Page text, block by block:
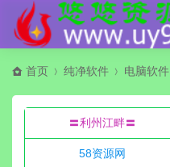
首页 纯净软件 电脑软件
〓利州江畔〓
58资源网